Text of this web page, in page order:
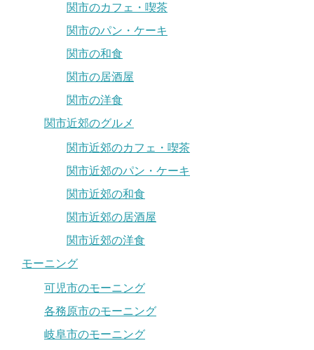
関市のカフェ・喫茶
関市のパン・ケーキ
関市の和食
関市の居酒屋
関市の洋食
関市近郊のグルメ
関市近郊のカフェ・喫茶
関市近郊のパン・ケーキ
関市近郊の和食
関市近郊の居酒屋
関市近郊の洋食
モーニング
可児市のモーニング
各務原市のモーニング
岐阜市のモーニング